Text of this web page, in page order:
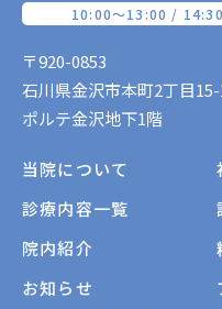
10:00〜13:00 /
当院について
診療内容一覧
院内紹介
お知らせ
〒920-0853
石川県金沢市本町2丁目15-
ポルテ金沢地下1階